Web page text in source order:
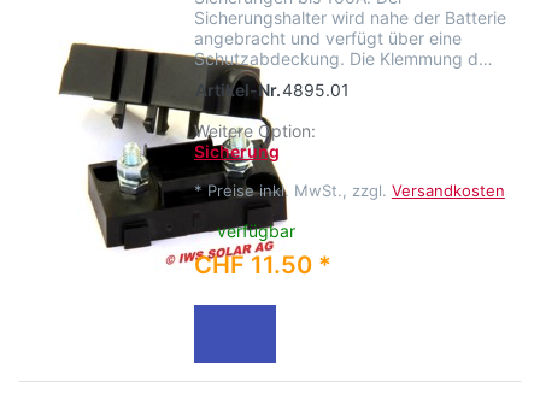
Sicherungshalter wird nahe der Batterie
angebracht und verfügt über eine
Schutzabdeckung. Die Klemmung d…
Artikel-Nr.4895.01
Weitere Option:
Sicherung
* Preise inkl. MwSt., zzgl. Versandkosten
verfügbar
CHF 11.50 *